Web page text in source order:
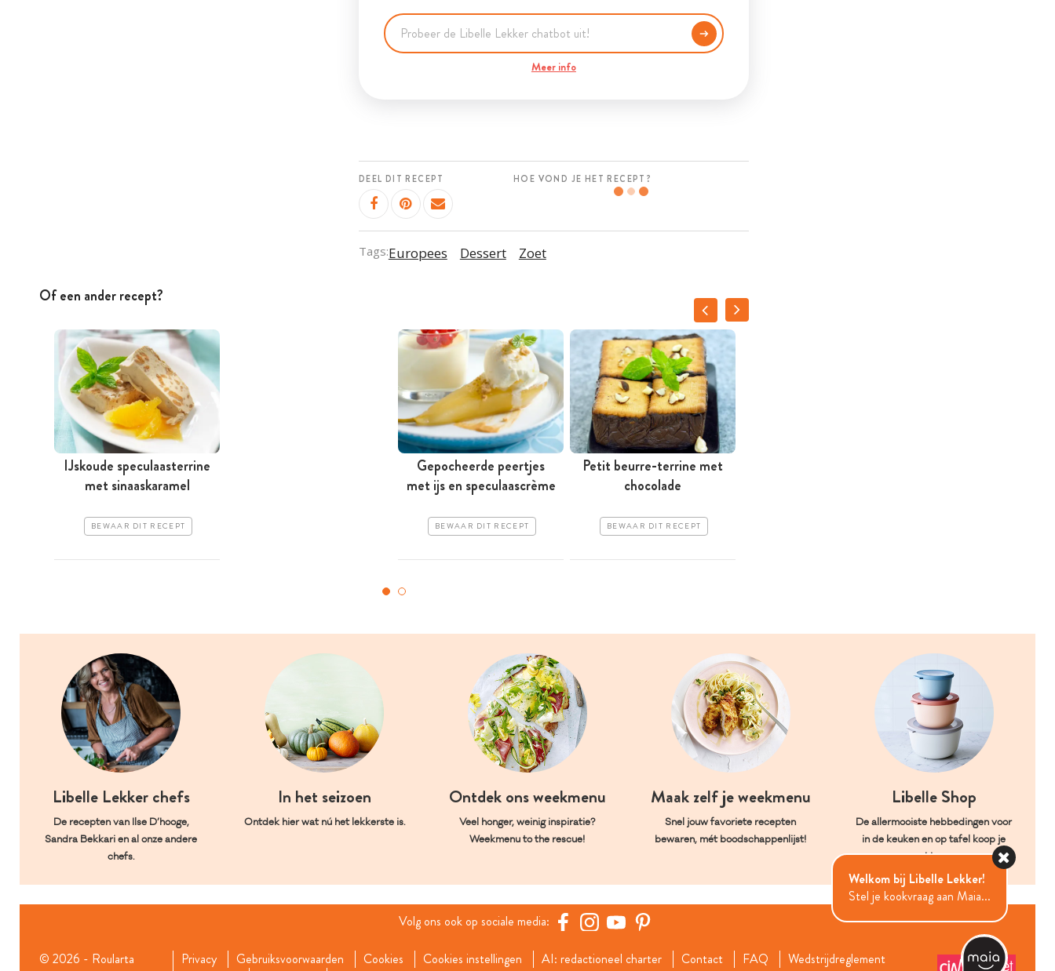
Meer info
DEEL DIT RECEPT HOE VOND JE HET RECEPT?
Tags:Europees Dessert Zoet
Of een ander recept?
IJskoude speculaasterrine
met sinaaskaramel
BEWAAR DIT RECEPT
Gepocheerde peertjes
met ijs en speculaascrème
BEWAAR DIT RECEPT
Petit beurre-terrine met
chocolade
BEWAAR DIT RECEPT
Libelle Lekker chefs
De recepten van Ilse D’hooge,
Sandra Bekkari en al onze andere
chefs.
In het seizoen
Ontdek hier wat nú het lekkerste is.
Ontdek ons weekmenu
Veel honger, weinig inspiratie?
Weekmenu to the rescue!
Maak zelf je weekmenu
Snel jouw favoriete recepten
bewaren, mét boodschappenlijst!
Libelle Shop
De allermooiste hebbedingen voor
in de keuken en op tafel koop je
hier.
Volg ons ook op sociale media:
© 2026 - Roularta
Privacy Gebruiksvoorwaarden Cookies Cookies instellingen AI: redactioneel charter Contact FAQ
Wedstrijdreglement
Welkom bij Libelle Lekker!
Stel je kookvraag aan Maia...